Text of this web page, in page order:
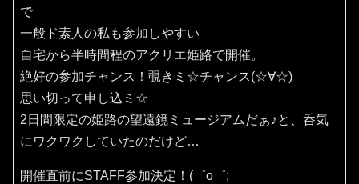
で
一般ド素人の私も参加しやすい
自宅から半時間程のアクリエ姫路で開催。
絶好の参加チャンス！覗きミ☆チャンス(⁠☆⁠∀☆⁠)
思い切って申し込ミ☆
2日間限定の姫路の望遠鏡ミュージアムだぁ♪と、呑気
にワクワクしていたのだけど…
開催直前にSTAFF参加決定！(⁠゜⁠o⁠゜⁠;